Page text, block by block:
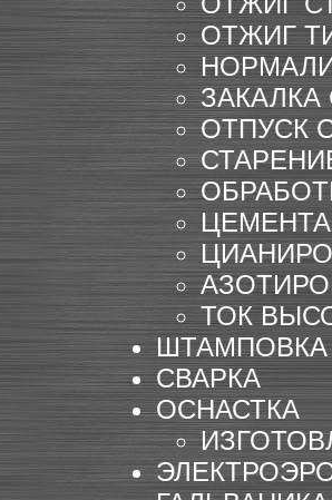
ОТЖИГ
ЗАКАЛКА
ОТПУСК
ТОК
ШТАМПОВКА
СВАРКА
ОСНАСТКА